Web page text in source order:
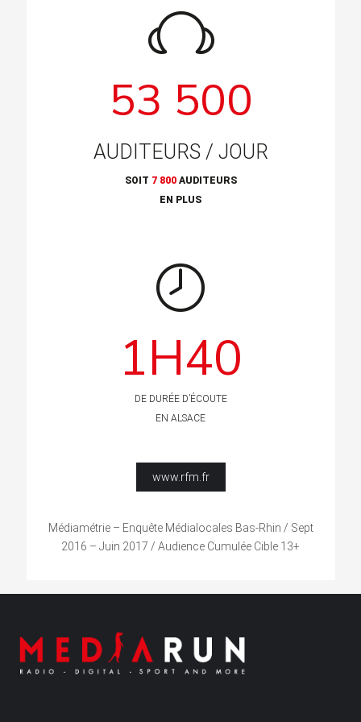
53 500
AUDITEURS / JOUR
SOIT 7 800AUDITEURS
EN PLUS
1H40
DE DURÉE D’ÉCOUTE
EN ALSACE
www.rfm.fr
Médiamétrie – Enquête Médialocales Bas-Rhin / Sept
2016 – Juin 2017 / Audience Cumulée Cible 13+